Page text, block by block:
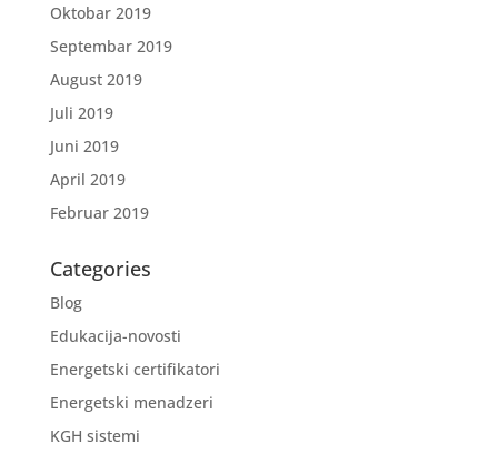
Oktobar 2019
Septembar 2019
August 2019
Juli 2019
Juni 2019
April 2019
Februar 2019
Categories
Blog
Edukacija-novosti
Energetski certifikatori
Energetski menadzeri
KGH sistemi